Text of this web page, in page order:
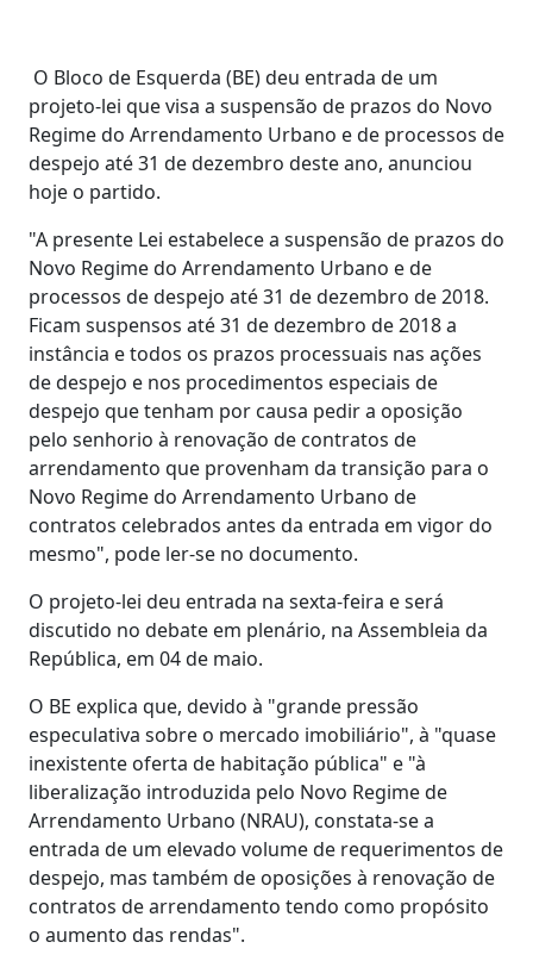
O Bloco de Esquerda (BE) deu entrada de um
projeto-lei que visa a suspensão de prazos do Novo
Regime do Arrendamento Urbano e de processos de
despejo até 31 de dezembro deste ano, anunciou
hoje o partido.
"A presente Lei estabelece a suspensão de prazos do
Novo Regime do Arrendamento Urbano e de
processos de despejo até 31 de dezembro de 2018.
Ficam suspensos até 31 de dezembro de 2018 a
instância e todos os prazos processuais nas ações
de despejo e nos procedimentos especiais de
despejo que tenham por causa pedir a oposição
pelo senhorio à renovação de contratos de
arrendamento que provenham da transição para o
Novo Regime do Arrendamento Urbano de
contratos celebrados antes da entrada em vigor do
mesmo", pode ler-se no documento.
O projeto-lei deu entrada na sexta-feira e será
discutido no debate em plenário, na Assembleia da
República, em 04 de maio.
O BE explica que, devido à "grande pressão
especulativa sobre o mercado imobiliário", à "quase
inexistente oferta de habitação pública" e "à
liberalização introduzida pelo Novo Regime de
Arrendamento Urbano (NRAU), constata-se a
entrada de um elevado volume de requerimentos de
despejo, mas também de oposições à renovação de
contratos de arrendamento tendo como propósito
o aumento das rendas".